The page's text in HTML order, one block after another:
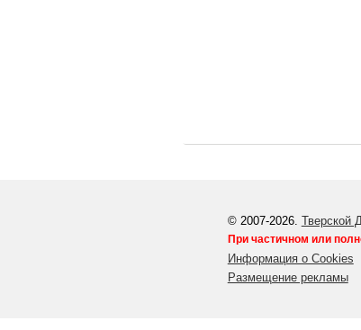
© 2007-2026. Тверской
При частичном или
Информация о Cookies
Размещение рекламы